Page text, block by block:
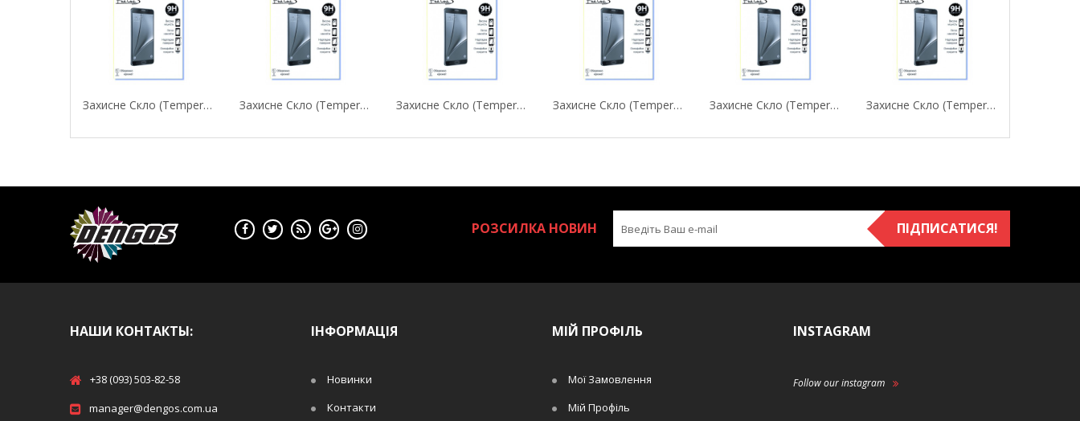
Захисне Скло (Tempered Glass) Fine Line Для... Захисне Скло (Tempered Glass) Fine Line Для... Захисне Скло (Tempered Glass) Fine Line Для... Захисне Скло (Tempered Glass) Fine Line Для... Захисне Скло (Tempered Glass) Fine Line Для... Захисне Скло (Tempered Glass) Fine Line Для...
РОЗСИЛКА НОВИН ПІДПИСАТИСЯ!
НАШИ КОНТАКТЫ:
+38 (093) 503-82-58
manager@dengos.com.ua
ІНФОРМАЦІЯ
Новинки
Контакти
МІЙ ПРОФІЛЬ
Мої Замовлення
Мій Профіль
INSTAGRAM
Follow our instagram